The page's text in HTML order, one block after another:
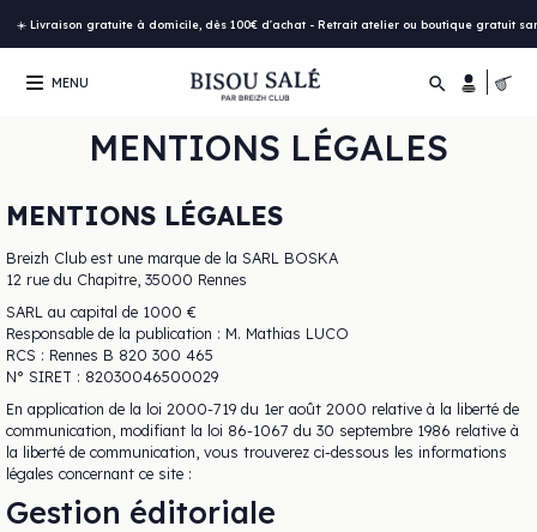
☀️ Livraison gratuite à domicile, dès 100€ d'achat - Retrait atelier ou boutique gratuit
MENU 
MENTIONS LÉGALES
MENTIONS LÉGALES
Breizh Club est une marque de la SARL BOSKA
12 rue du Chapitre, 35000 Rennes
SARL au capital de 1000 €
Responsable de la publication : M. Mathias LUCO
RCS : Rennes B 820 300 465
N° SIRET : 82030046500029
En application de la loi 2000-719 du 1er août 2000 relative à la liberté de
communication, modifiant la loi 86-1067 du 30 septembre 1986 relative à
la liberté de communication, vous trouverez ci-dessous les informations
légales concernant ce site :
Gestion éditoriale